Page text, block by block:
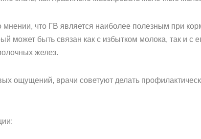
мнении, что ГВ является наиболее полезным при
может быть связан как с избытком молока, так и с
желез.
ощущений, врачи советуют делать